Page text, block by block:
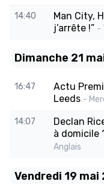
14:40
Man City,
j’arrête !” -
Dimanche 21
16:47
Actu
Leeds -
14:07
Declan
à domicile
Anglais
Vendredi 19 mai